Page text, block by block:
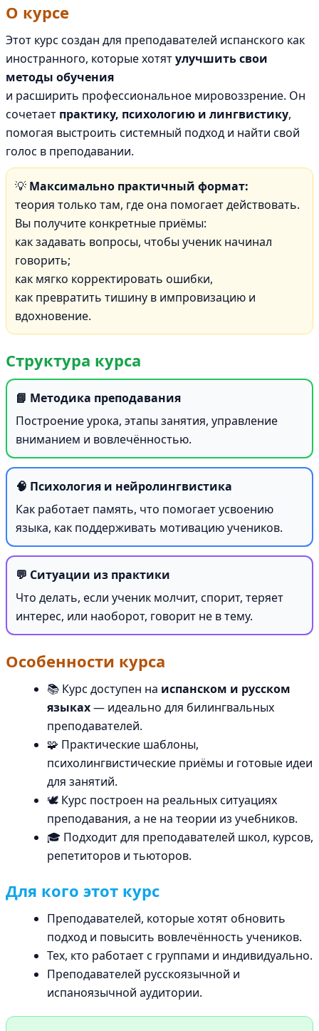
О курсе
Этот курс создан для преподавателей испанского как
иностранного, которые хотятулучшить свои
методы обучения
и расширить профессиональное мировоззрение. Он
сочетает практику, психологию и лингвистику,
помогая выстроить системный подход и найти свой
голос в преподавании.
💡 Максимально практичный формат:
теория только там, где она помогает действовать.
Вы получите конкретные приёмы:
как задавать вопросы, чтобы ученик начинал
говорить;
как мягко корректировать ошибки,
как превратить тишину в импровизацию и
вдохновение.
Структура курса
📘 Методика преподавания
Построение урока, этапы занятия, управление
вниманием и вовлечённостью.
🧠 Психология и нейролингвистика
Как работает память, что помогает усвоению
языка, как поддерживать мотивацию учеников.
💬 Ситуации из практики
Что делать, если ученик молчит, спорит, теряет
интерес, или наоборот, говорит не в тему.
Особенности курса
📚 Курс доступен на испанском и русском
языках— идеально для билингвальных
преподавателей.
🧩 Практические шаблоны,
психолингвистические приёмы и готовые идеи
для занятий.
🕊 Курс построен на реальных ситуациях
преподавания, а не на теории из учебников.
🎓 Подходит для преподавателей школ, курсов,
репетиторов и тьюторов.
Для кого этот курс
Преподавателей, которые хотят обновить
подход и повысить вовлечённость учеников.
Тех, кто работает с группами и индивидуально.
Преподавателей русскоязычной и
испаноязычной аудитории.